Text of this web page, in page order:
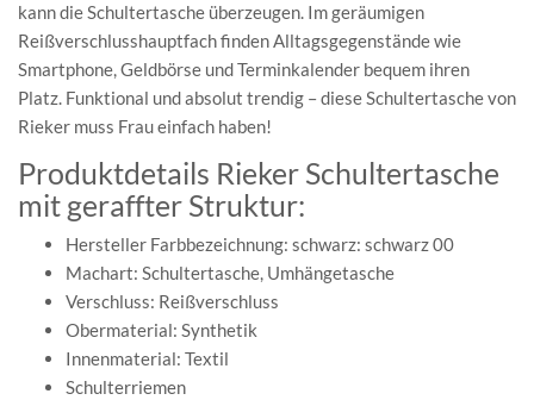
kann die Schultertasche überzeugen. Im geräumigen
Reißverschlusshauptfach finden Alltagsgegenstände wie
Smartphone, Geldbörse und Terminkalender bequem ihren
Platz. Funktional und absolut trendig – diese Schultertasche von
Rieker muss Frau einfach haben!
Produktdetails Rieker Schultertasche
mit geraffter Struktur:
Hersteller Farbbezeichnung: schwarz: schwarz 00
Machart: Schultertasche, Umhängetasche
Verschluss: Reißverschluss
Obermaterial: Synthetik
Innenmaterial: Textil
Schulterriemen